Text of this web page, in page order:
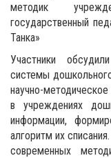
методик
государственный
Танка»
Участники
системы
научно-
в учреждениях
информации,
алгоритм их
современных